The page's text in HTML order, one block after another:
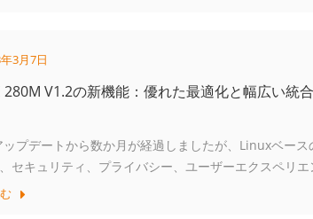
3月7日
280M V1.2の新機能：優れた最適化と幅広い統合
プデートから数か月が経過しましたが、Linuxベー
セキュリティ、プライバシー、ユーザーエクスペリ
として復活しました。これにより、信頼性と使いや